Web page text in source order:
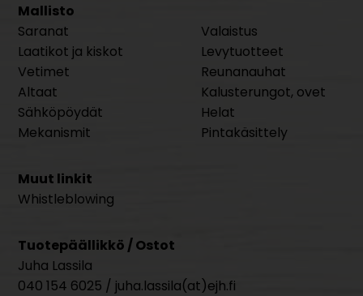
Mallisto
Saranat
Laatikot ja kiskot
Vetimet
Altaat
Sähköpöydät
Mekanismit
Valaistus
Levytuotteet
Reunanauhat
Kalusterungot, ovet
Helat
Pintakäsittely
Muut linkit
Whistleblowing
Tuotepäällikkö / Ostot
Juha Lassila
040 154 6025 / juha.lassila(at)ejh.fi